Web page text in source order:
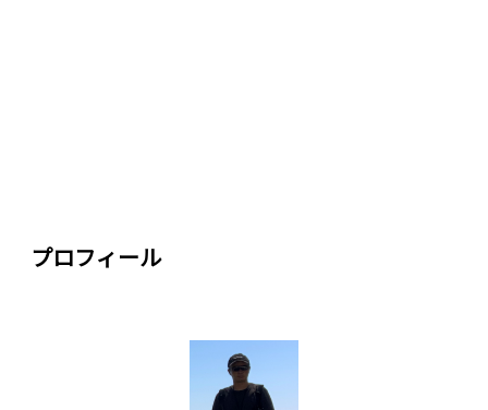
プロフィール